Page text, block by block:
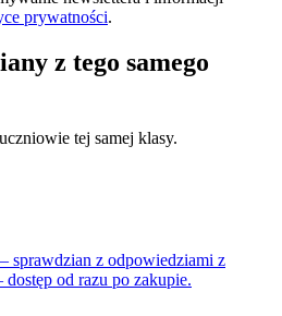
prywatności.
z tego samego
tej samej klasy.
sprawdzian z odpowiedziami z
od razu po zakupie.